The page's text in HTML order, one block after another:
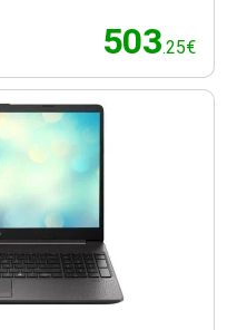
503.25€